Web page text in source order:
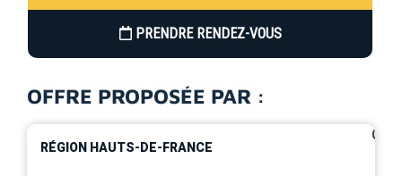
PRENDRE RENDEZ-VOUS
OFFRE PROPOSÉE PAR :
RÉGION HAUTS-DE-FRANCE
0